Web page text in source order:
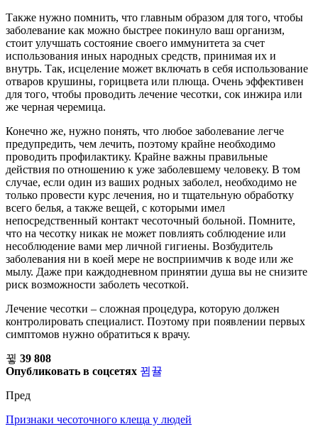
Также нужно помнить, что главным образом для того, чтобы
заболевание как можно быстрее покинуло ваш организм,
стоит улучшать состояние своего иммунитета за счет
использования иных народных средств, принимая их и
внутрь. Так, исцеление может включать в себя использование
отваров крушины, горицвета или плюща. Очень эффективен
для того, чтобы проводить лечение чесотки, сок инжира или
же черная черемица.
Конечно же, нужно понять, что любое заболевание легче
предупредить, чем лечить, поэтому крайне необходимо
проводить профилактику. Крайне важны правильные
действия по отношению к уже заболевшему человеку. В том
случае, если один из ваших родных заболел, необходимо не
только провести курс лечения, но и тщательную обработку
всего белья, а также вещей, с которыми имел
непосредственный контакт чесоточный больной. Помните,
что на чесотку никак не может повлиять соблюдение или
несоблюдение вами мер личной гигиены. Возбудитель
заболевания ни в коей мере не восприимчив к воде или же
мылу. Даже при каждодневном принятии душа вы не снизите
риск возможности заболеть чесоткой.
Лечение чесотки – сложная процедура, которую должен
контролировать специалист. Поэтому при появлении первых
симптомов нужно обратиться к врачу.
39 808
Опубликовать в соцсетях
Пред
Признаки чесоточного клеща у людей